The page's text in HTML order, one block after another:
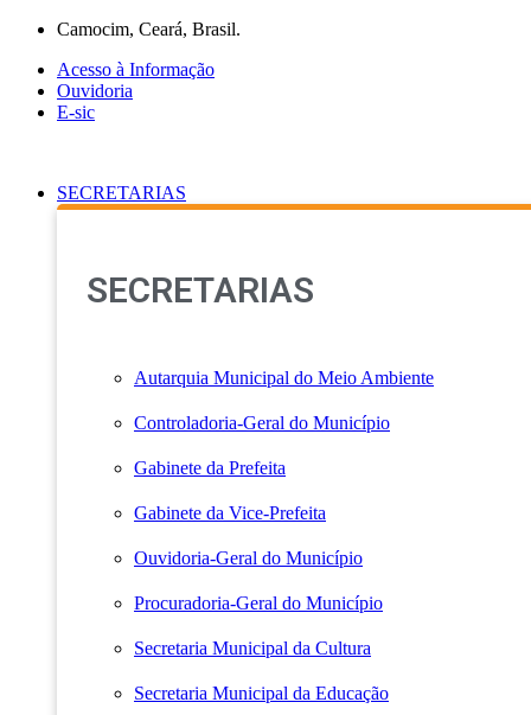
conteúdo
Camocim, Ceará, Brasil.
Acesso à Informação
Ouvidoria
E-sic
SECRETARIAS
SECRETARIAS
Autarquia Municipal do Meio Ambiente
Controladoria-Geral do Município
Gabinete da Prefeita
Gabinete da Vice-Prefeita
Ouvidoria-Geral do Município
Procuradoria-Geral do Município
Secretaria Municipal da Cultura
Secretaria Municipal da Educação